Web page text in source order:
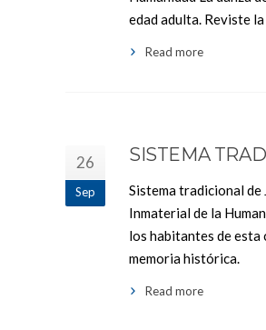
edad adulta. Reviste
Read more
26
Sep
SISTEMA
Sistema tradicional
Inmaterial de la
los habitantes de esta
memoria histórica.
Read more